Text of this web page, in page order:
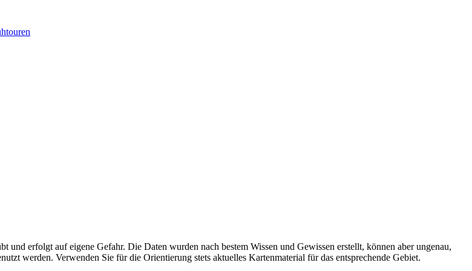
und erfolgt auf eigene Gefahr. Die Daten wurden nach bestem Wissen und Gewissen erstellt, können aber ungenau,
werden. Verwenden Sie für die Orientierung stets aktuelles Kartenmaterial für das entsprechende Gebiet.